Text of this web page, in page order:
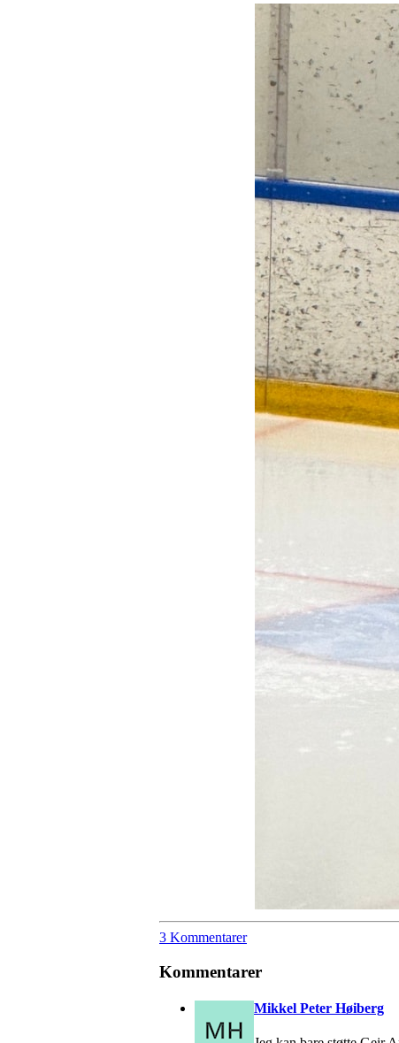
3 Kommentarer
Kommentarer
Mikkel Peter Høiberg